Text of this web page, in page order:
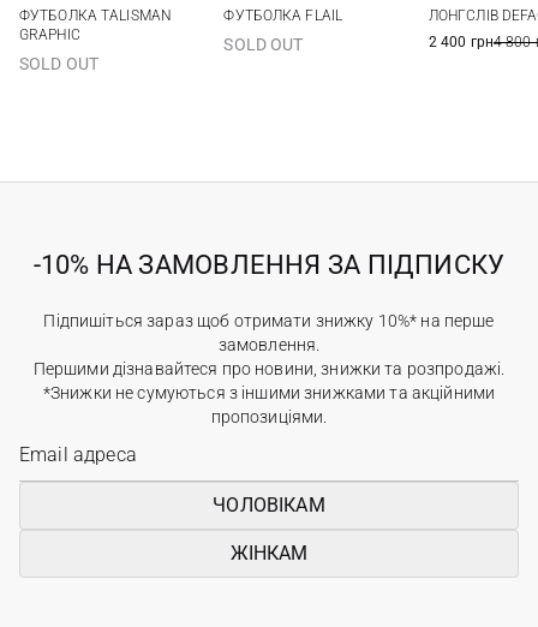
ФУТБОЛКА TALISMAN
GRAPHIC
SOLD OUT
ФУТБОЛКА FLAIL
SOLD OUT
ЛОНГСЛІВ
2 400 грн4 800
-10% НА ЗАМОВЛЕННЯ ЗА ПІДПИСКУ
Підпишіться зараз щоб отримати знижку 10%* на перше
замовлення.
Першими дізнавайтеся про новини, знижки та розпродажі.
*Знижки не сумуються з іншими знижками та акційними
пропозиціями.
ЧОЛОВІКАМ
ЖІНКАМ